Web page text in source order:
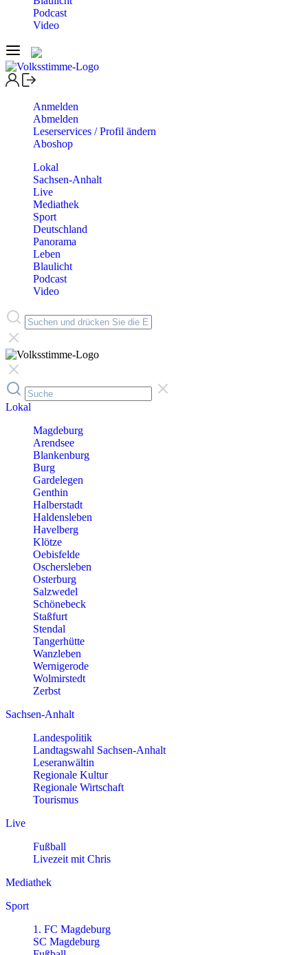
Podcast
Video
Anmelden
Abmelden
Leserservices / Profil ändern
Aboshop
Lokal
Sachsen-Anhalt
Live
Mediathek
Sport
Deutschland
Panorama
Leben
Blaulicht
Podcast
Video
Lokal
Magdeburg
Arendsee
Blankenburg
Burg
Gardelegen
Genthin
Halberstadt
Haldensleben
Havelberg
Klötze
Oebisfelde
Oschersleben
Osterburg
Salzwedel
Schönebeck
Staßfurt
Stendal
Tangerhütte
Wanzleben
Wernigerode
Wolmirstedt
Zerbst
Sachsen-Anhalt
Landespolitik
Landtagswahl Sachsen-Anhalt
Leseranwältin
Regionale Kultur
Regionale Wirtschaft
Tourismus
Live
Fußball
Livezeit mit Chris
Mediathek
Sport
1. FC Magdeburg
SC Magdeburg